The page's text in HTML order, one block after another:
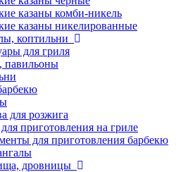
казаны комби-никель
казаны никелированные
коптильни
для гриля
павильоны
для розжига
приготовления на гриле
для приготовления барбекю
дровницы